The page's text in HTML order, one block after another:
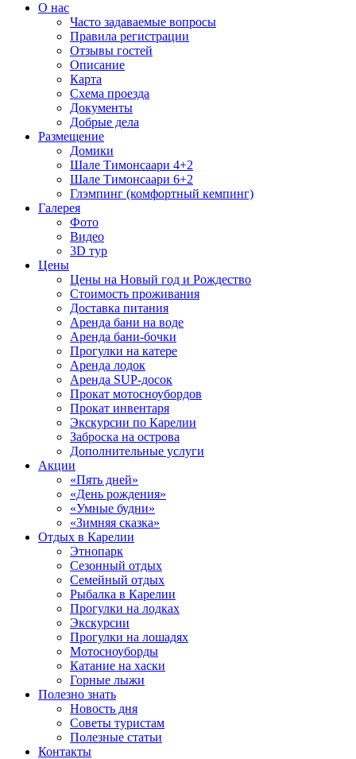
О нас
Часто задаваемые вопросы
Правила регистрации
Отзывы гостей
Описание
Карта
Схема проезда
Документы
Добрые дела
Размещение
Домики
Шале Тимонсаари 4+2
Шале Тимонсаари 6+2
Глэмпинг (комфортный кемпинг)
Галерея
Фото
Видео
3D тур
Цены
Цены на Новый год и Рождество
Стоимость проживания
Доставка питания
Аренда бани на воде
Аренда бани-бочки
Прогулки на катере
Аренда лодок
Аренда SUP-досок
Прокат мотосноубордов
Прокат инвентаря
Экскурсии по Карелии
Заброска на острова
Дополнительные услуги
Акции
«Пять дней»
«День рождения»
«Умные будни»
«Зимняя сказка»
Отдых в Карелии
Этнопарк
Сезонный отдых
Семейный отдых
Рыбалка в Карелии
Прогулки на лодках
Экскурсии
Прогулки на лошадях
Мотосноуборды
Катание на хаски
Горные лыжи
Полезно знать
Новость дня
Советы туристам
Полезные статьи
Контакты